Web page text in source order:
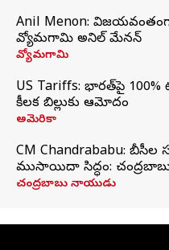
Anil Menon:
వ్యోమగామి అనిల్‌ మేనన్
వ్యోమగామి
US Tariffs: భారత్‌పై
కీలక బిల్లుకు ఆమోదం
అమెరికా
CM Chandrababu: బీసీల
ముసాయిదా సిద్ధం:
చంద్రబాబు నాయుడు